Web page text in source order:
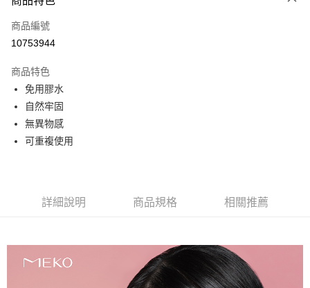
信用卡一次付款
信用卡分期付款
合作金庫商業銀行
華南商業銀行
上海商業儲蓄銀行
國泰世華商業銀行
臺灣中小企業銀行
玉山商業銀行
星展（台灣）商業銀行
台新國際商業銀行
中國信託商業銀行
超商取貨付款
LINE Pay
Apple Pay
AFTEE先享後付
【關於「AFTEE先享後付」】
AFTEE先享後付是「在收到商品之後才付款」的支付方式。 讓您購物簡單
便利好安心！
１．簡單：不需註冊會員、不需綁卡、不需儲值。
商品編號
10753944
商品特色
免用膠水
自然牢固
無異物感
可重複使用
詳細說明 商品規格 相關推薦